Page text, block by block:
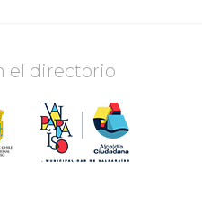
el directorio